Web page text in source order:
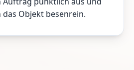
Objekt besenrein.